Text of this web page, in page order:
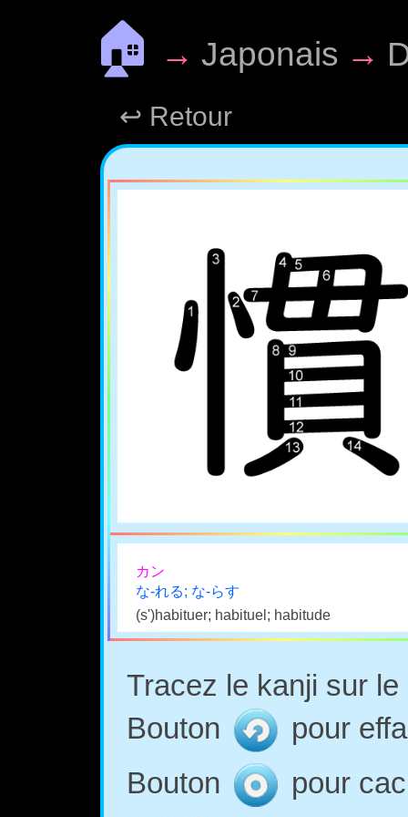
🏠 → Japonais →
↩ Retour
カン
な-れる; な-らす
(s')habituer; habituel; habitude
Tracez le kanji sur
Bouton
pour
Bouton
pour